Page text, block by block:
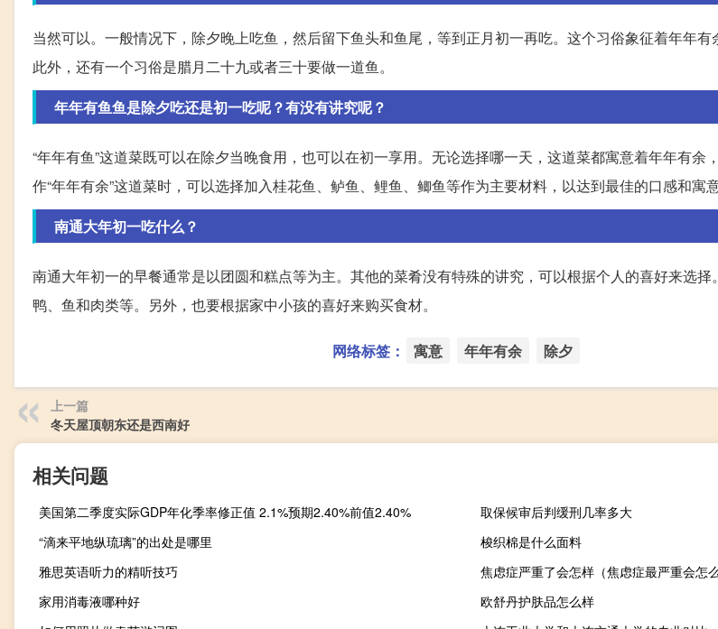
当然可以。一般情况下，除夕晚上吃鱼，然后留下鱼头和鱼尾，等到正月初一再吃。这个习俗象征着年年有
此外，还有一个习俗是腊月二十九或者三十要做一道鱼。
年年有鱼鱼是除夕吃还是初一吃呢？有没有讲究呢？
“年年有鱼”这道菜既可以在除夕当晚食用，也可以在初一享用。无论选择哪一天，这道菜都寓意着年年有余
作“年年有余”这道菜时，可以选择加入桂花鱼、鲈鱼、鲤鱼、鲫鱼等作为主要材料，以达到最佳的口感和寓意
南通大年初一吃什么？
南通大年初一的早餐通常是以团圆和糕点等为主。其他的菜肴没有特殊的讲究，可以根据个人的喜好来选择
鸭、鱼和肉类等。另外，也要根据家中小孩的喜好来购买食材。
网络标签： 寓意 年年有余 除夕
上一篇
冬天屋顶朝东还是西南好
相关问题
美国第二季度实际GDP年化季率修正值 2.1%预期2.40%前值2.40%
取保候审后判缓刑几率多大
“滴来平地纵琉璃”的出处是哪里
梭织棉是什么面料
雅思英语听力的精听技巧
焦虑症严重了会怎样（焦虑症最严重会怎么
家用消毒液哪种好
欧舒丹护肤品怎么样